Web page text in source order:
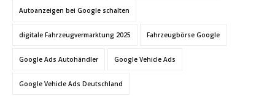
Autoanzeigen bei Google schalten
digitale Fahrzeugvermarktung 2025 Fahrzeugbörse Google
Google Ads Autohändler Google Vehicle Ads
Google Vehicle Ads Deutschland